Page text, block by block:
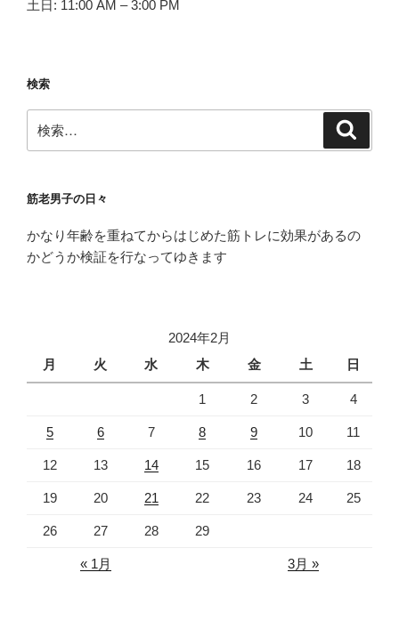
土日: 11:00 AM – 3:00 PM
検索
索:
筋老男子の日々
かなり年齢を重ねてからはじめた筋トレに効果があるの
かどうか検証を行なってゆきます
2024年2月
月
火 水 木 金 土 日
1 2 3 4
5 6 7 8 9 10 11
12 13 14 15 16 17 18
19 20 21 22 23 24 25
26 27 28 29
« 1月 3月 »